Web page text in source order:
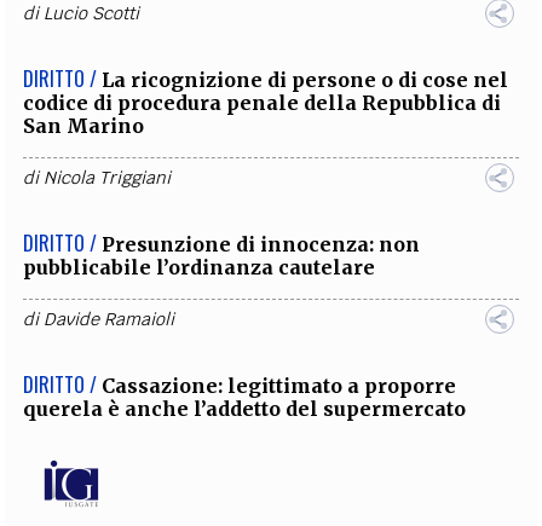
diLucio Scotti
DIRITTO / La ricognizione di persone o di cose nel
codice di procedura penale della Repubblica di
San Marino
diNicola Triggiani
DIRITTO / Presunzione di innocenza: non
pubblicabile l’ordinanza cautelare
diDavide Ramaioli
DIRITTO / Cassazione: legittimato a proporre
querela è anche l’addetto del supermercato